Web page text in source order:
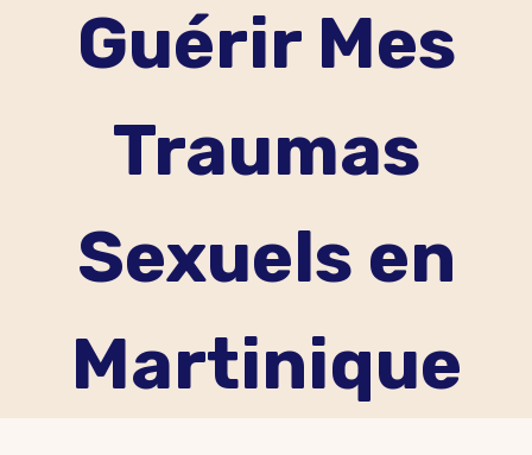
Guérir Mes
Traumas
Sexuels en
Martinique